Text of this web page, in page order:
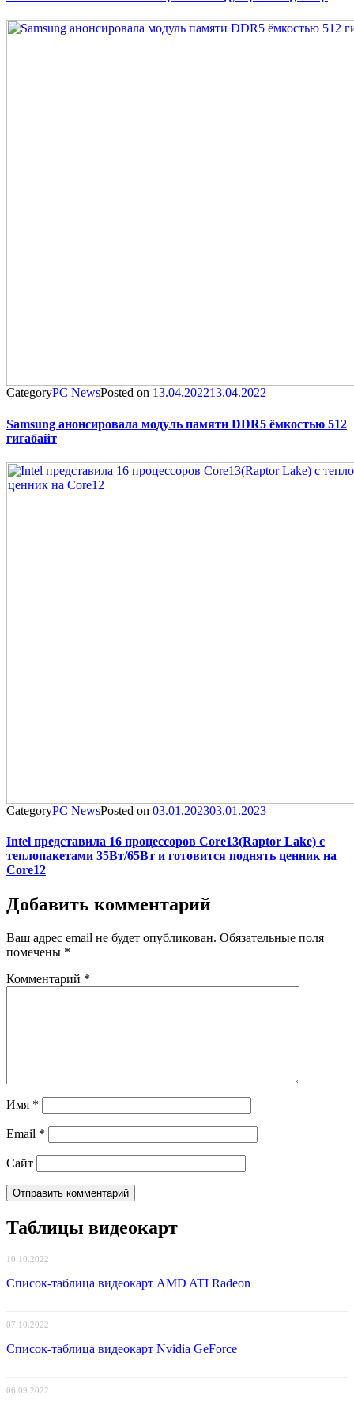
CategoryPC NewsPosted on 13.04.202213.04.2022
Samsung анонсировала модуль памяти DDR5 ёмкостью 512
гигабайт
CategoryPC NewsPosted on 03.01.202303.01.2023
Intel представила 16 процессоров Core13(Raptor Lake) с
теплопакетами 35Вт/65Вт и готовится поднять ценник на
Core12
Добавить комментарий
Ваш адрес email не будет опубликован. Обязательные поля
помечены *
Комментарий *
Имя *
Email *
Сайт
Таблицы видеокарт
10.10.2022
Список-таблица видеокарт AMD ATI Radeon
07.10.2022
Список-таблица видеокарт Nvidia GeForce
06.09.2022